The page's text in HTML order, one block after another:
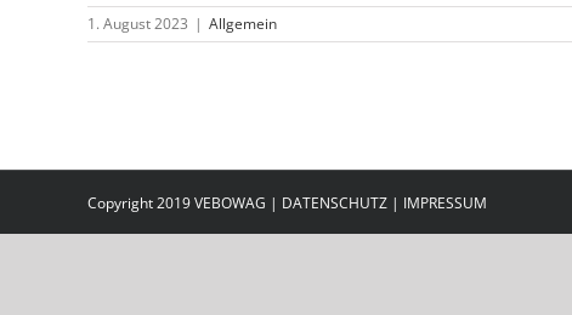
1. August 2023 | Allgemein
Copyright 2019 VEBOWAG | DATENSCHUTZ | IMPRESSUM